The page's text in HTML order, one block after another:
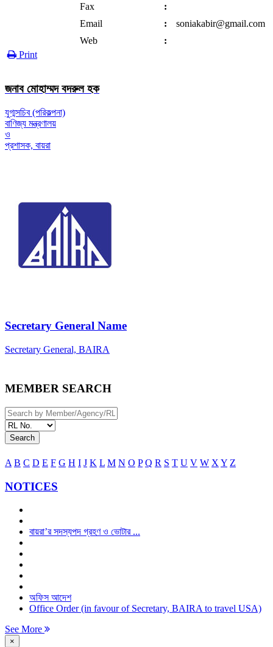
Fax
:
Email
:
soniakabir@gmail.com
Web
:
Print
জনাব মোহাম্মদ বদরুল হক
যুগ্মসচিব (পরিকল্পনা)
বাণিজ্য মন্ত্রণালয়
ও
প্রশাসক, বায়রা
Secretary General Name
Secretary General, BAIRA
MEMBER SEARCH
Search
A B C D E F G H I J K L M N O P Q R S T U V W X Y Z
NOTICES
বায়রা’র সদস্যপদ গ্রহণ ও ভোটার ...
অফিস আদেশ
Office Order (in favour of Secretary, BAIRA to travel USA)
See More
×